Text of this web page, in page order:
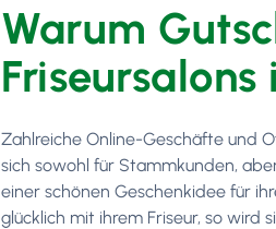
Warum
Zahlreiche Online-Geschäfte und
sich sowohl für Stammkunden,
einer schönen Geschenkidee für
glücklich mit ihrem Friseur, so wird